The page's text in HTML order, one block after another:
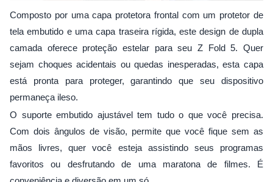
Composto por uma capa protetora frontal com um protetor de
tela embutido e uma capa traseira rígida, este design de dupla
camada oferece proteção estelar para seu Z Fold 5. Quer
sejam choques acidentais ou quedas inesperadas, esta capa
está pronta para proteger, garantindo que seu dispositivo
permaneça ileso.
O suporte embutido ajustável tem tudo o que você precisa.
Com dois ângulos de visão, permite que você fique sem as
mãos livres, quer você esteja assistindo seus programas
favoritos ou desfrutando de uma maratona de filmes. É